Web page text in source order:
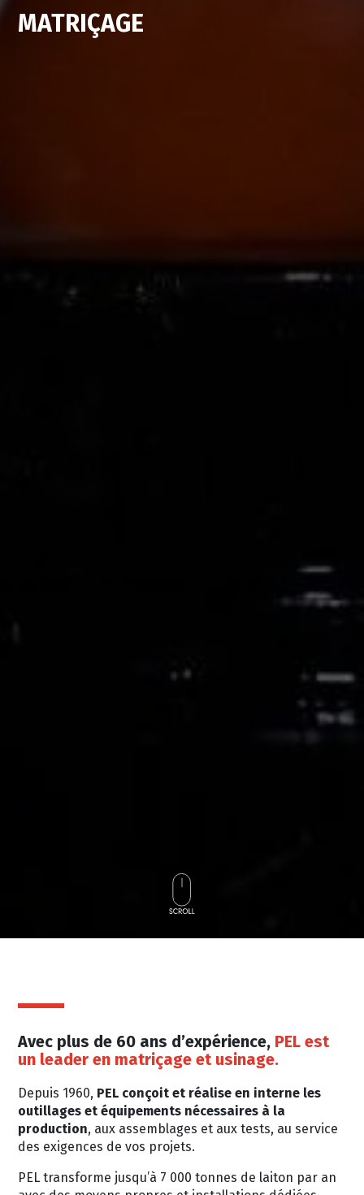
MATRIÇAGE
Avec plus de 60 ans d’expérience, PEL est
un leader en matriçage et usinage.
Depuis 1960, PEL conçoit et réalise en interne les
outillages et équipements nécessaires à la
production, aux assemblages et aux tests, au service
des exigences de vos projets.
PEL transforme jusqu’à 7 000 tonnes de laiton par an